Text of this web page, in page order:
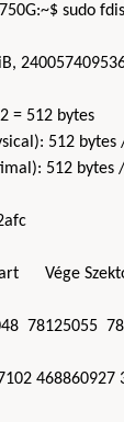
sudo
= 512 bytes
512 bytes
512 bytes
Vége
468860927